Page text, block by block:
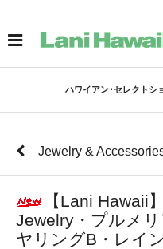
ハワイアン･セレクトシ
Jewelry &
【Lani Hawaii
Jewelry・プルメ
ヤリングB・レイ